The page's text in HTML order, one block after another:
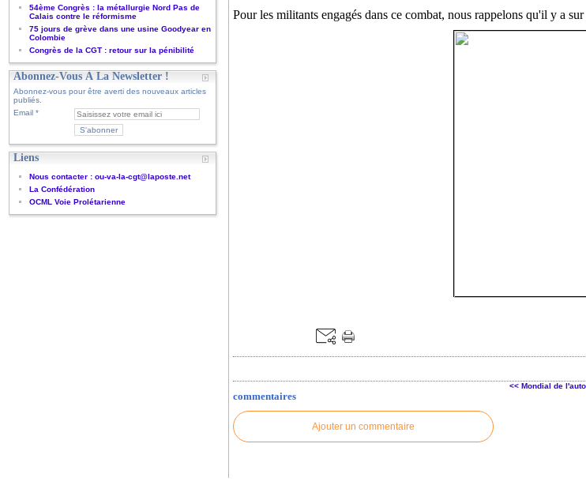
54ème Congrès : la métallurgie Nord Pas de
Calais contre le réformisme
75 jours de grève dans une usine Goodyear en
Colombie
Congrès de la CGT : retour sur la pénibilité
Abonnez-Vous À La Newsletter !
Abonnez-vous pour être averti des nouveaux articles
publiés.
Email
Liens
Nous contacter : ou-va-la-cgt@laposte.net
La Confédération
OCML Voie Prolétarienne
Pour les militants engagés dans ce combat, nous rappelons qu'il y a
<< Mondial de
commentaires
Ajouter un commentaire